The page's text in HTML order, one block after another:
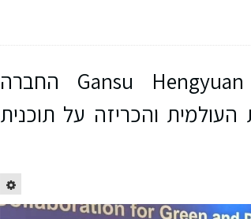
Gansu Hengyuan Dongli New Energy Limited החברה
והכריזה על תוכנית